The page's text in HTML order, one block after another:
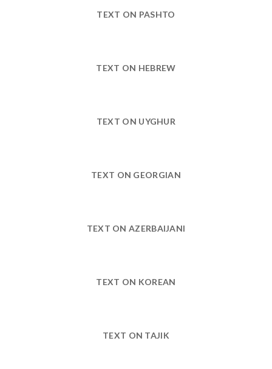
TEXT ON PASHTO
TEXT ON HEBREW
TEXT ON UYGHUR
TEXT ON GEORGIAN
TEXT ON AZERBAIJANI
TEXT ON KOREAN
TEXT ON TAJIK